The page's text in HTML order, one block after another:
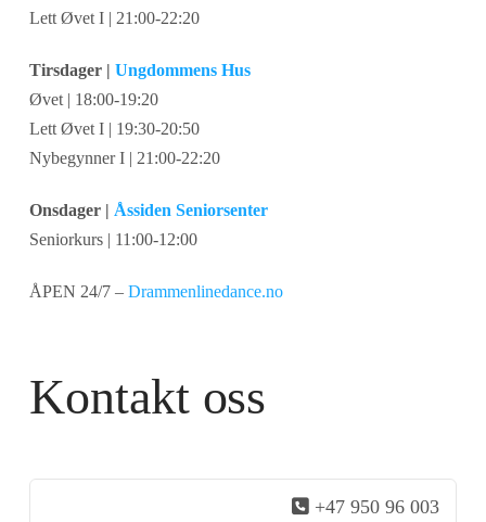
Lett Øvet I | 21:00-22:20
Tirsdager | Ungdommens Hus
Øvet | 18:00-19:20
Lett Øvet I | 19:30-20:50
Nybegynner I | 21:00-22:20
Onsdager | Åssiden Seniorsenter
Seniorkurs | 11:00-12:00
ÅPEN 24/7 – Drammenlinedance.no
Kontakt oss
+47 950 96 003